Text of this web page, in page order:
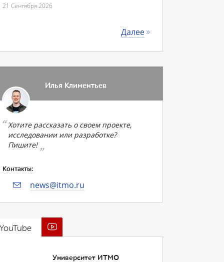
21 Сентября 2026
Далее
Илья Климентьев
Хотите рассказать о своем проекте,
исследовании или разработке?
Пишите!
Контакты:
news@itmo.ru
Университет ИТМО